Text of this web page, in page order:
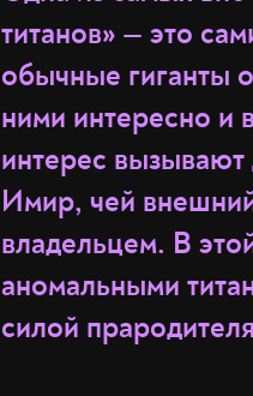
титанов» — это
обычные гиганты
ними интересно
интерес вызывают
Имир, чей
владельцем. В
аномальными
силой